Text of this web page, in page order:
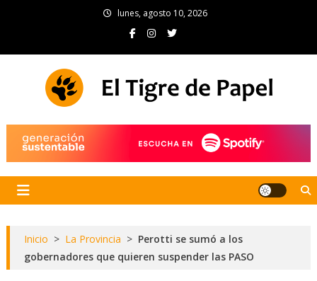
lunes, agosto 10, 2026
Inicio > La Provincia > Perotti se sumó a los
gobernadores que quieren suspender las PASO